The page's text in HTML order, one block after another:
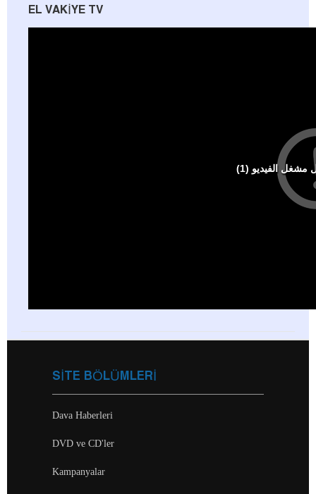
EL VAKIYE TV
SİTE BÖLÜMLERİ
Dava Haberleri
DVD ve CD'ler
Kampanyalar